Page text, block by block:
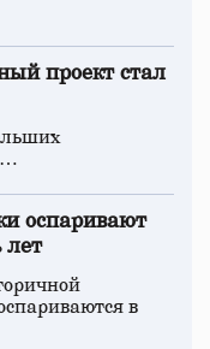
проект стал
оспаривают
лет
в